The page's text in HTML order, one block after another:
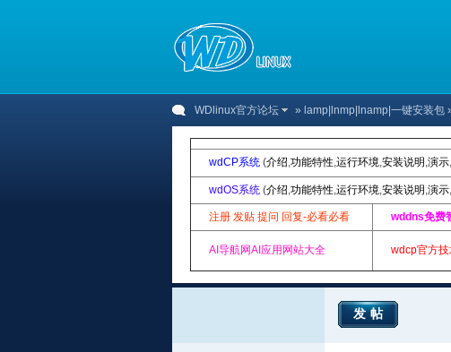
WDlinux官方论坛 » lamp|lnmp|lnamp|一键安装包
wdCP系统 (介绍,功能特性,运行环境,安装说明 ,演示,
wdOS系统 (介绍,功能特性,运行环境,安装说明 ,演示,
注册 发贴 提问 回复-必看必看 wddns免费
AI导航网AI应用网站大全 wdcp官方
发帖